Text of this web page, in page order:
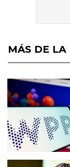
MÁS DE LA